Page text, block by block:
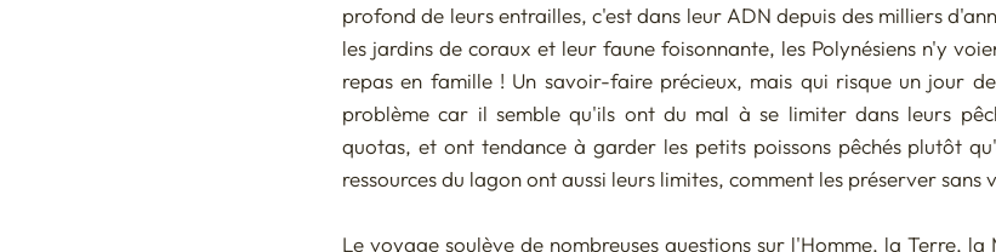
profond de leurs entrailles, c'est dans leur ADN depuis des milliers
les jardins de coraux et leur faune foisonnante, les Polynésiens n'y
repas en famille ! Un savoir-faire précieux, mais qui risque un jour
problème car il semble qu'ils ont du mal à se limiter dans leurs
quotas, et ont tendance à garder les petits poissons pêchés plutôt
ressources du lagon ont aussi leurs limites, comment les préserver sans
Le voyage soulève de nombreuses questions sur l'Homme, la Terre,